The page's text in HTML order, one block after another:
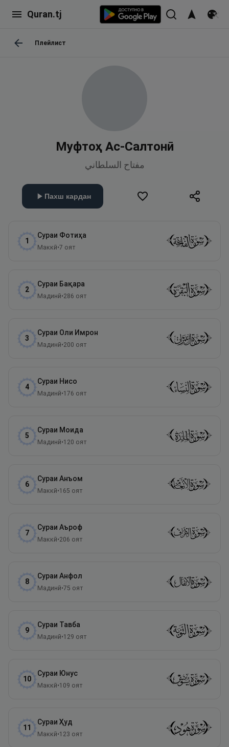
Quran.tj
Плейлист
Муфтоҳ Ас-Салтонӣ
مفتاح السلطاني
Пахш кардан
1
Сураи Фотиҳа
Маккӣ•7 оят
2
Сураи Бақара
Мадинӣ•286 оят
3
Сураи Оли Имрон
Мадинӣ•200 оят
4
Сураи Нисо
Мадинӣ•176 оят
5
Сураи Моида
Мадинӣ•120 оят
6
Сураи Анъом
Маккӣ•165 оят
7
Сураи Аъроф
Маккӣ•206 оят
8
Сураи Анфол
Мадинӣ•75 оят
9
Сураи Тавба
Мадинӣ•129 оят
10
Сураи Юнус
Маккӣ•109 оят
11
Сураи Ҳуд
Маккӣ•123 оят